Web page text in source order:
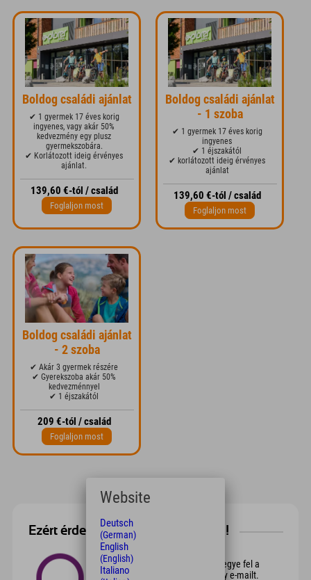
Boldog családi ajánlat
✔ 1 gyermek 17 éves korig
ingyenes, vagy akár 50%
kedvezmény egy plusz
gyermekszobára.
✔ Korlátozott ideig érvényes
ajánlat.
139,60 €-tól / család
Foglaljon most
Boldog családi ajánlat
- 1 szoba
✔ 1 gyermek 17 éves korig
ingyenes
✔ 1 éjszakától
✔ korlátozott ideig érvényes
ajánlat
139,60 €-tól / család
Foglaljon most
Boldog családi ajánlat
- 2 szoba
✔ Akár 3 gyermek részére
✔ Gyerekszoba akár 50%
kedvezménnyel
✔ 1 éjszakától
209 €-tól / család
Foglaljon most
Ezért érdemes itt azonnal foglalni!
Személyes kapcsolatok
Van bármilyen kérdése? Akkor vegye fel a
telefont, vagy küldjön nekünk egy e-mailt.
Website
Deutsch
(German)
English
(English)
Italiano